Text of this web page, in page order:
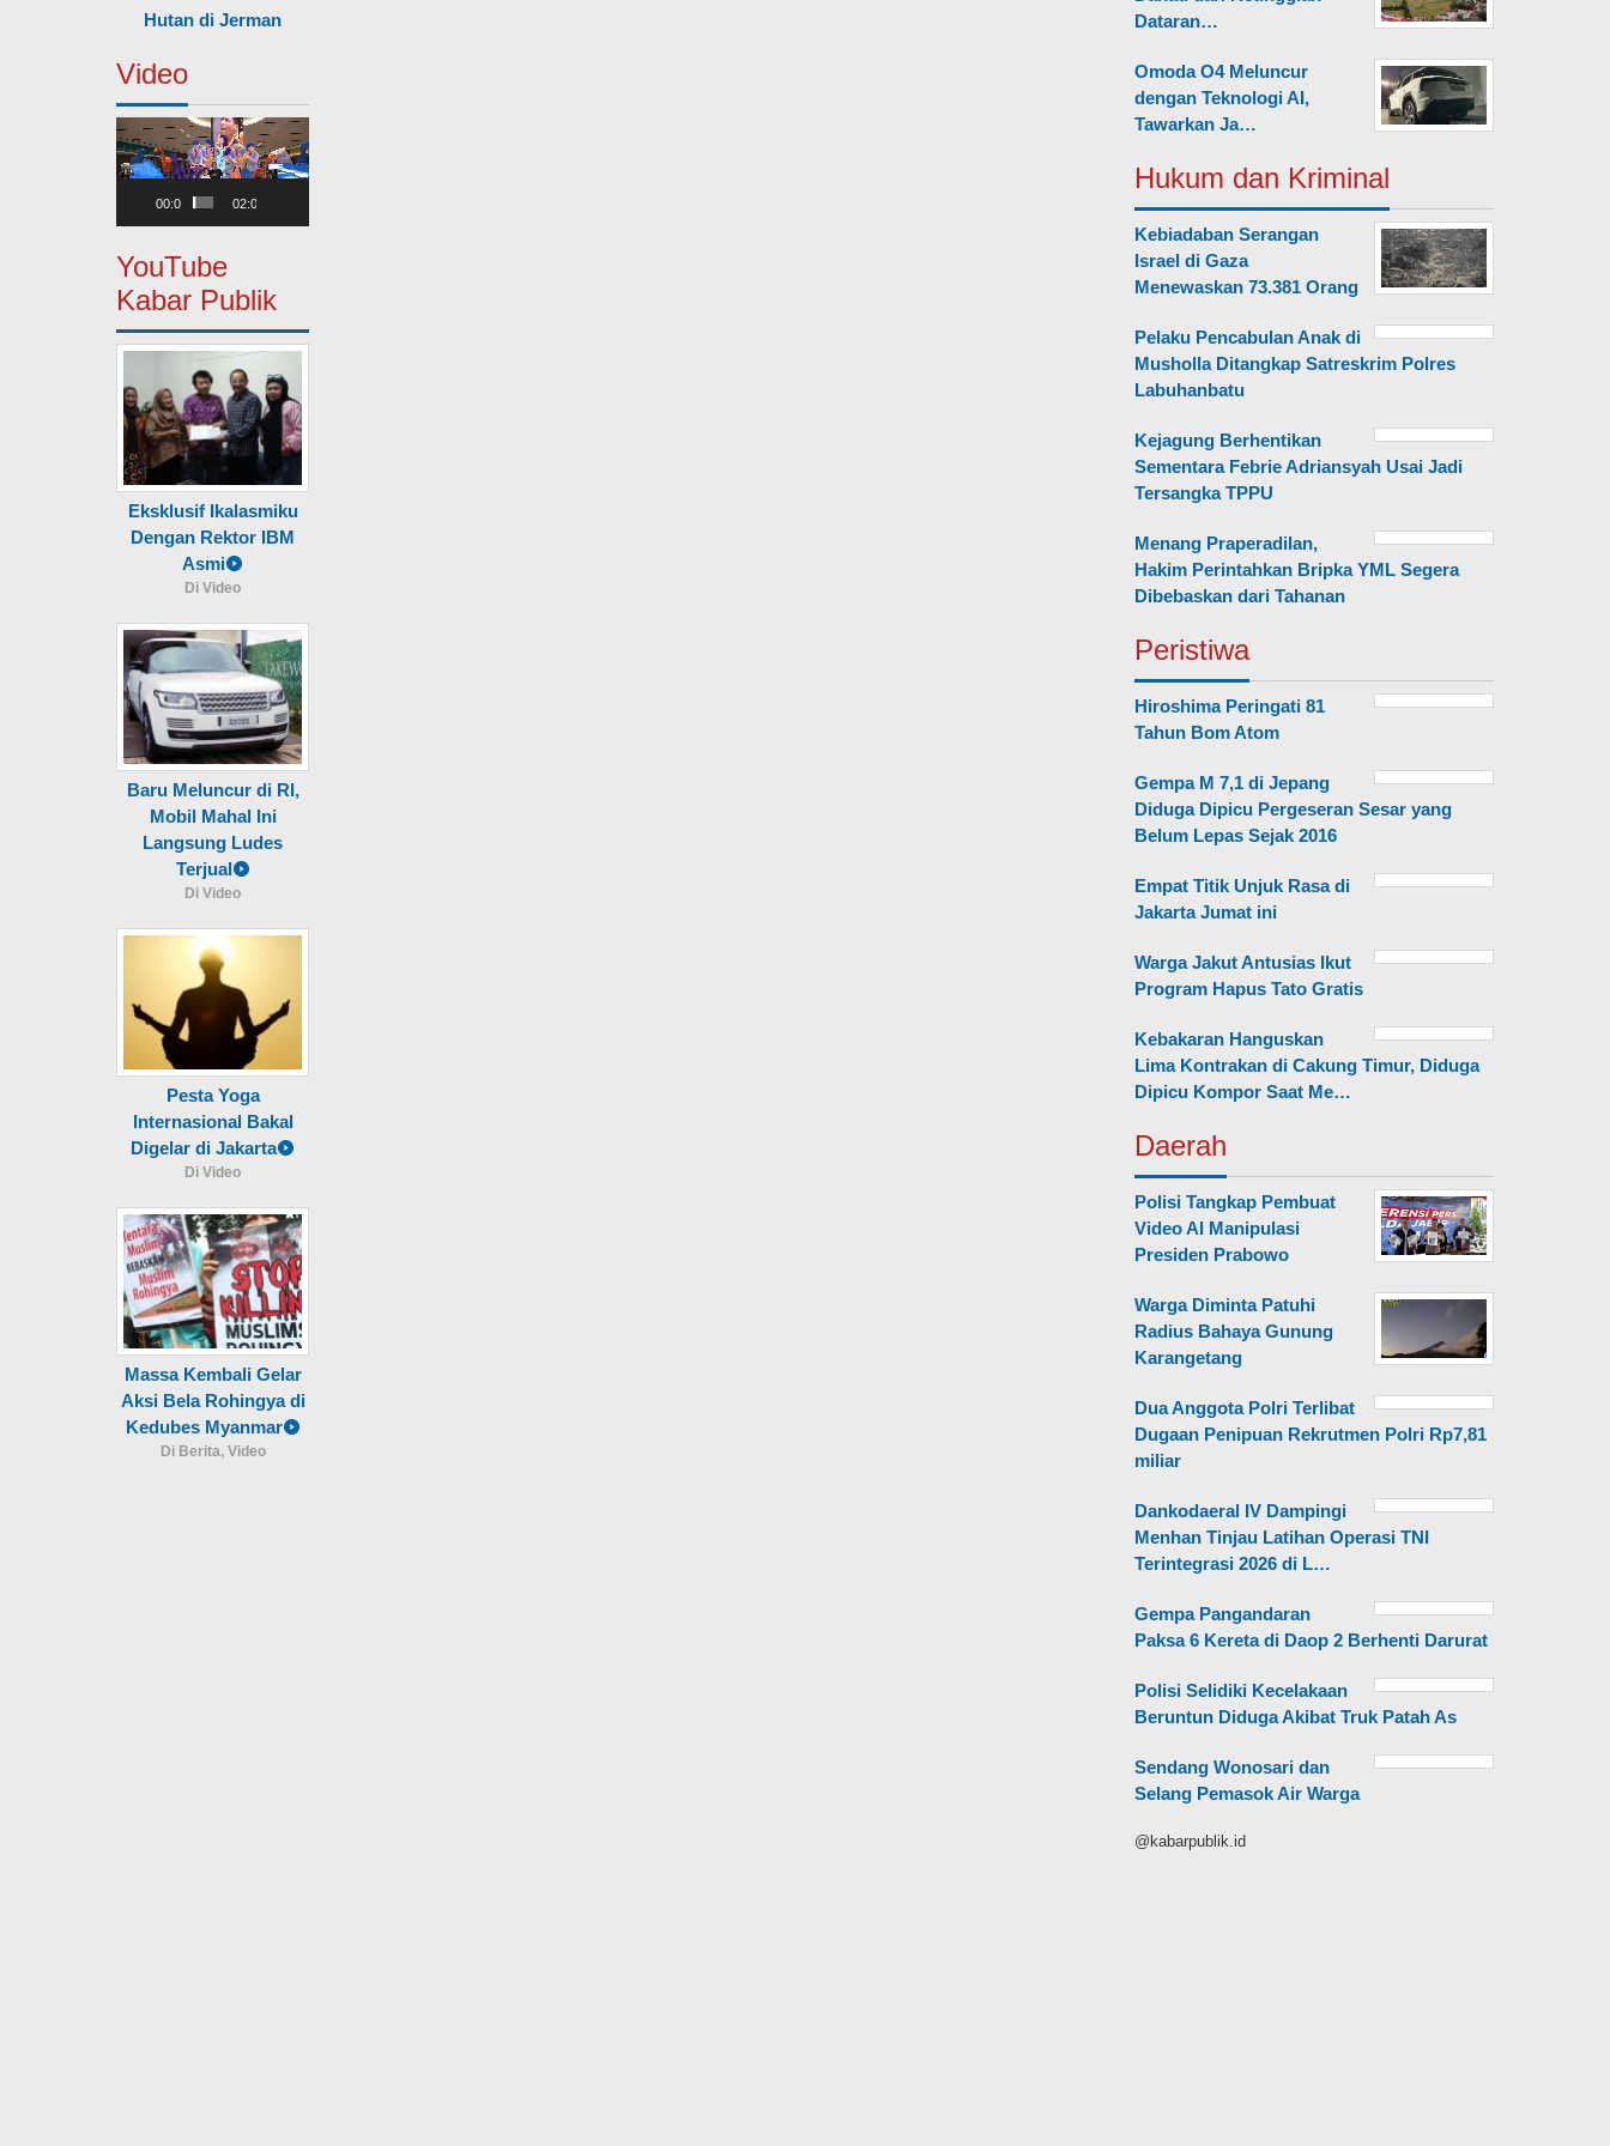
Hutan di Jerman
Video
Pemutar
Video
00:00 02:00
YouTube
Kabar Publik
Eksklusif Ikalasmiku
Dengan Rektor IBM
Asmi
Di Video
Baru Meluncur di RI,
Mobil Mahal Ini
Langsung Ludes
Terjual
Di Video
Pesta Yoga
Internasional Bakal
Digelar di Jakarta
Di Video
Massa Kembali Gelar
Aksi Bela Rohingya di
Kedubes Myanmar
Di Berita, Video
Dataran…
Omoda O4 Meluncur
dengan Teknologi AI,
Tawarkan Ja…
Hukum dan Kriminal
Kebiadaban Serangan
Israel di Gaza
Menewaskan 73.381 Orang
Pelaku Pencabulan Anak di
Musholla Ditangkap Satreskrim Polres
Labuhanbatu
Kejagung Berhentikan
Sementara Febrie Adriansyah Usai Jadi
Tersangka TPPU
Menang Praperadilan,
Hakim Perintahkan Bripka YML Segera
Dibebaskan dari Tahanan
Peristiwa
Hiroshima Peringati 81
Tahun Bom Atom
Gempa M 7,1 di Jepang
Diduga Dipicu Pergeseran Sesar yang
Belum Lepas Sejak 2016
Empat Titik Unjuk Rasa di
Jakarta Jumat ini
Warga Jakut Antusias Ikut
Program Hapus Tato Gratis
Kebakaran Hanguskan
Lima Kontrakan di Cakung Timur, Diduga
Dipicu Kompor Saat Me…
Daerah
Polisi Tangkap Pembuat
Video AI Manipulasi
Presiden Prabowo
Warga Diminta Patuhi
Radius Bahaya Gunung
Karangetang
Dua Anggota Polri Terlibat
Dugaan Penipuan Rekrutmen Polri Rp7,81
miliar
Dankodaeral IV Dampingi
Menhan Tinjau Latihan Operasi TNI
Terintegrasi 2026 di L…
Gempa Pangandaran
Paksa 6 Kereta di Daop 2 Berhenti Darurat
Polisi Selidiki Kecelakaan
Beruntun Diduga Akibat Truk Patah As
Sendang Wonosari dan
Selang Pemasok Air Warga
@kabarpublik.id